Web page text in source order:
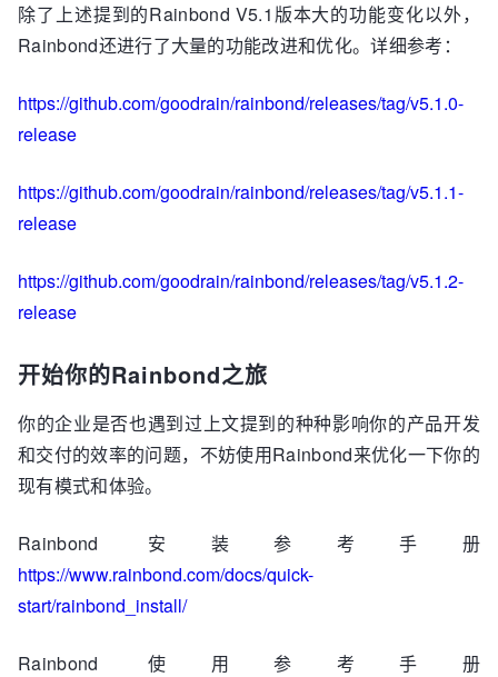
除了上述提到的Rainbond V5.1版本大的功能变化以外，
Rainbond还进行了大量的功能改进和优化。详细参考：
https://github.com/goodrain/rainbond/releases/tag/v5.1.0-
release
https://github.com/goodrain/rainbond/releases/tag/v5.1.1-
release
https://github.com/goodrain/rainbond/releases/tag/v5.1.2-
release
开始你的Rainbond之旅
你的企业是否也遇到过上文提到的种种影响你的产品开发
和交付的效率的问题，不妨使用Rainbond来优化一下你的
现有模式和体验。
Rainbond 安装参考手册
https://www.rainbond.com/docs/quick-
start/rainbond_install/
Rainbond 使用参考手册